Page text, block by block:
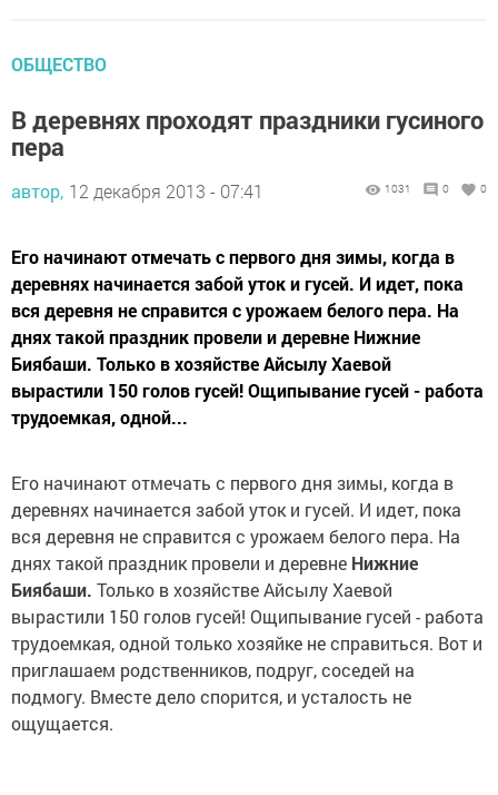
ОБЩЕСТВО
В деревнях проходят праздники гусиного
пера
автор, 12 декабря 2013 - 07:41 1031 0 0
Его начинают отмечать с первого дня зимы, когда в
деревнях начинается забой уток и гусей. И идет, пока
вся деревня не справится с урожаем белого пера. На
днях такой праздник провели и деревне Нижние
Биябаши. Только в хозяйстве Айсылу Хаевой
вырастили 150 голов гусей! Ощипывание гусей - работа
трудоемкая, одной...
Его начинают отмечать с первого дня зимы, когда в
деревнях начинается забой уток и гусей. И идет, пока
вся деревня не справится с урожаем белого пера. На
днях такой праздник провели и деревне Нижние
Биябаши. Только в хозяйстве Айсылу Хаевой
вырастили 150 голов гусей! Ощипывание гусей - работа
трудоемкая, одной только хозяйке не справиться. Вот и
приглашаем родственников, подруг, соседей на
подмогу. Вместе дело спорится, и усталость не
ощущается.